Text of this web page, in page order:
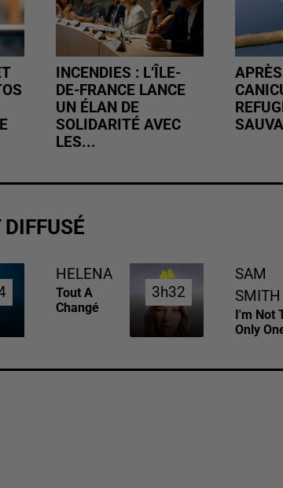
INCENDIES : L’ÎLE-
DE-FRANCE LANCE
UN ÉLAN DE
SOLIDARITÉ AVEC
LES...
HELENA
Tout A
Changé
3h32
3h32
SAM
SMITH
I'm Not
Only